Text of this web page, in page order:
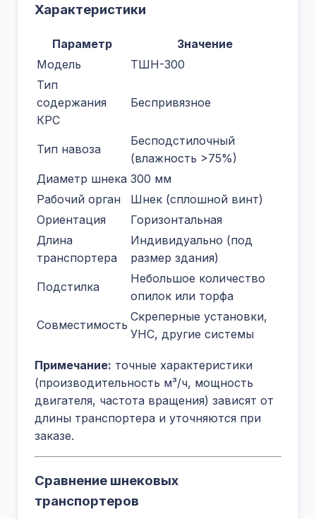
Характеристики
Параметр
Значение
Модель
ТШН-300
Тип
содержания
КРС
Беспривязное
Тип навоза
Бесподстилочный
(влажность >75%)
Диаметр шнека 300 мм
Рабочий орган
Шнек (сплошной винт)
Ориентация
Горизонтальная
Длина
транспортера
Индивидуально (под
размер здания)
Подстилка
Небольшое количество
опилок или торфа
Совместимость
Скреперные установки,
УНС, другие системы
Примечание: точные характеристики
(производительность м³/ч, мощность
двигателя, частота вращения) зависят от
длины транспортера и уточняются при
заказе.
Сравнение шнековых
транспортеров